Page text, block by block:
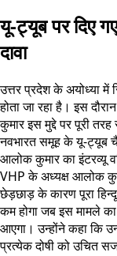
यू-ट्यूब पर दिए
दावा
उत्तर प्रदेश के अयोध्या में
होता जा रहा है। इस
कुमार इस मुद्दे पर पूरी
नवभारत समूह के यू-ट्यूब
आलोक कुमार का इंटरव्यू
VHP के अध्यक्ष आलोक
छेड़छाड़ के कारण पूरा
कम होगा जब इस मामले
आएगा। उन्होंने कहा कि
प्रत्येक दोषी को उचित